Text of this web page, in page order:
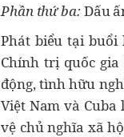
Phần thứ ba:Dấu
Phát biểu tại buổi
Chính trị quốc
động, tình hữu
Việt Nam và
vệ chủ nghĩa xã